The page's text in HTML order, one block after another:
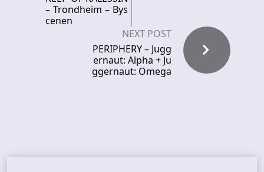
– Trondheim – Bys
cenen
NEXT POST
PERIPHERY – Jugg
ernaut: Alpha + Ju
ggernaut: Omega